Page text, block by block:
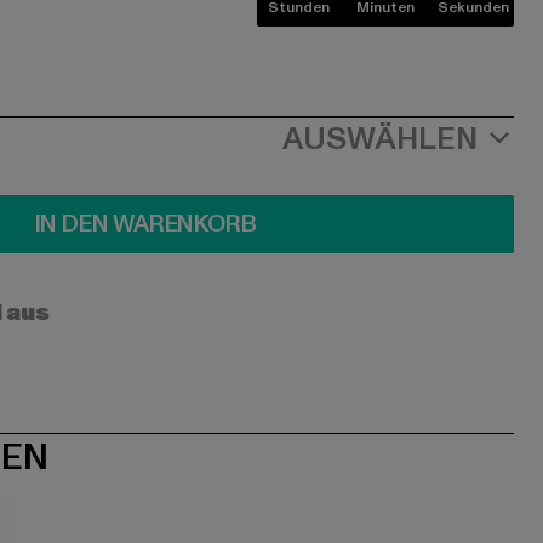
Stunden Minuten Sekunden
AUSWÄHLEN
IN DEN WARENKORB